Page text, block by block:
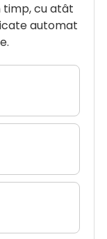
timp, cu atât
automat